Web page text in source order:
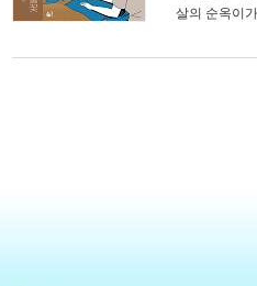
살의 순옥이